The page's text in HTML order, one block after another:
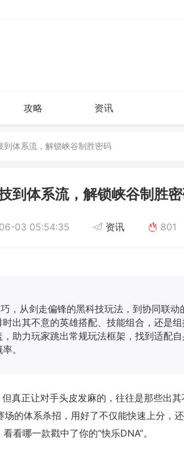
攻略 资讯
体系流，解锁峡谷制胜密码
到体系流，解锁峡谷制胜
03 05:54:35 资讯 801
，从剑走偏锋的黑科技玩法，到协同联动
出其不意的英雄搭配、技能组合，还是
助力玩家跳出常规玩法框架，找到适配
。
真正让对手头皮发麻的，往往是那些出
的体系杀招，用好了不仅能快速上分，
看哪一款戳中了你的“快乐DNA”。